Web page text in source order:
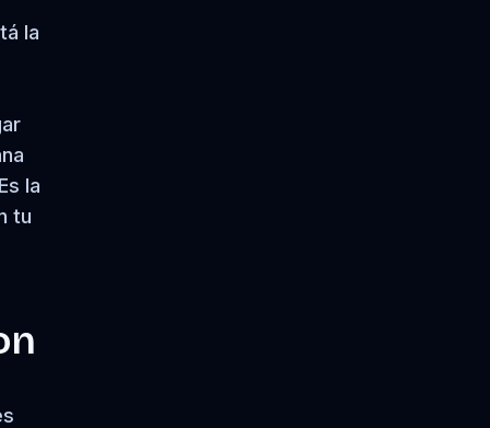
la
la
tu